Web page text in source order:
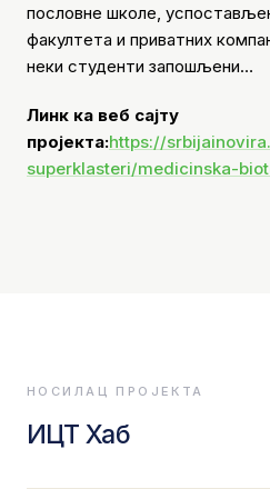
пословне школе,
факултета и приватних
неки студенти запошљени…
Линк ка веб сајту
пројекта:https://
superklasteri/medicinska-
НОСИЛАЦ ПРОЈЕКТА
ИЦТ Хаб